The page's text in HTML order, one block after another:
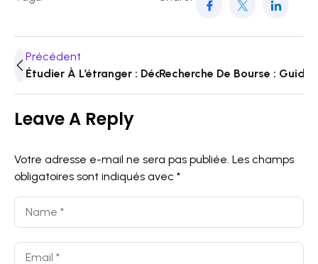
Précédent
Étudier À L’étranger : Découvrir De Nouveaux
Recherche De Bourse :
Leave A Reply
Votre adresse e-mail ne sera pas publiée. Les champs
obligatoires sont indiqués avec *